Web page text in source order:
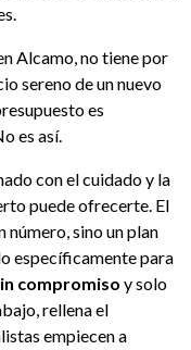
Alcamo, no tiene por
sereno de un nuevo
es
es así.
con el cuidado y la
puede ofrecerte. El
número, sino un plan
específicamente para
compromiso y solo
rellena el
empiecen a